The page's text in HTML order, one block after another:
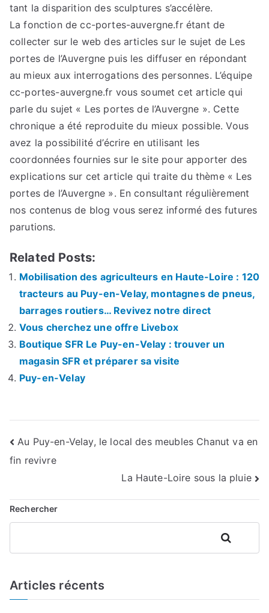
tant la disparition des sculptures s’accélère.
La fonction de cc-portes-auvergne.fr étant de
collecter sur le web des articles sur le sujet de Les
portes de l’Auvergne puis les diffuser en répondant
au mieux aux interrogations des personnes. L’équipe
cc-portes-auvergne.fr vous soumet cet article qui
parle du sujet « Les portes de l’Auvergne ». Cette
chronique a été reproduite du mieux possible. Vous
avez la possibilité d’écrire en utilisant les
coordonnées fournies sur le site pour apporter des
explications sur cet article qui traite du thème « Les
portes de l’Auvergne ». En consultant régulièrement
nos contenus de blog vous serez informé des futures
parutions.
Related Posts:
Mobilisation des agriculteurs en Haute-Loire : 120
tracteurs au Puy-en-Velay, montagnes de pneus,
barrages routiers… Revivez notre direct
Vous cherchez une offre Livebox
Boutique SFR Le Puy-en-Velay : trouver un
magasin SFR et préparer sa visite
Puy-en-Velay
Navigation
de
l’article
Au Puy-en-Velay, le local des meubles Chanut va en
fin revivre
La Haute-Loire sous la pluie
Rechercher
Rechercher
Articles récents